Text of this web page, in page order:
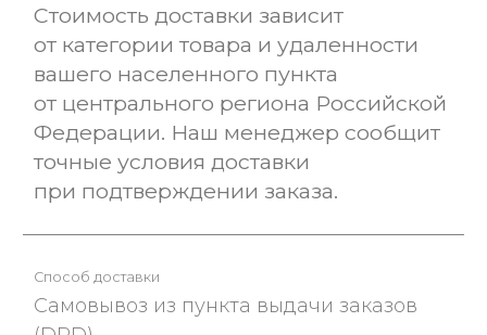
Стоимость доставки зависит
от категории товара и удаленности
вашего населенного пункта
от центрального региона Российской
Федерации. Наш менеджер сообщит
точные условия доставки
при подтверждении заказа.
Cамовывоз из пункта выдачи заказов